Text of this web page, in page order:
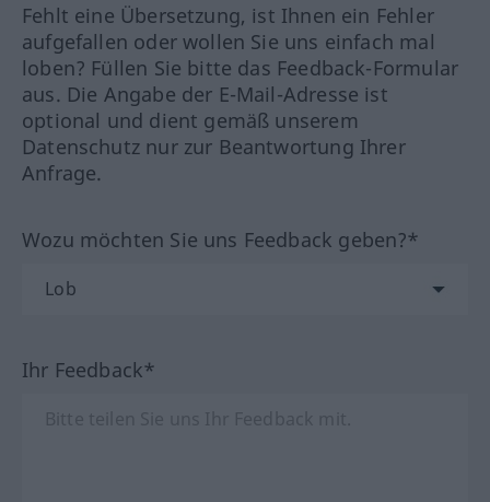
Fehlt eine Übersetzung, ist Ihnen ein Fehler
aufgefallen oder wollen Sie uns einfach mal
loben? Füllen Sie bitte das Feedback-Formular
aus. Die Angabe der E-Mail-Adresse ist
optional und dient gemäß unserem
Datenschutz nur zur Beantwortung Ihrer
Anfrage.
Wozu möchten Sie uns Feedback geben?*
Ihr Feedback*